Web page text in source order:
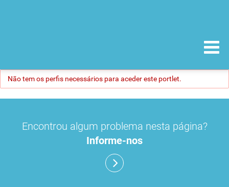
Não tem os perfis necessários para aceder este portlet.
Encontrou algum problema nesta página?
Informe-nos